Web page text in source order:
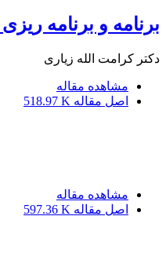
برنامه و برنامه
دکتر کرامت الله زیاری
مشاهده مقاله
اصل مقاله 518.97 K
مشاهده مقاله
اصل مقاله 597.36 K